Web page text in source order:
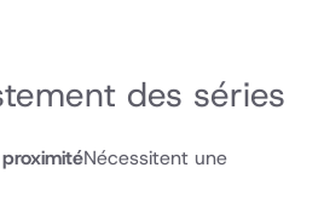
des séries
Nécessitent une